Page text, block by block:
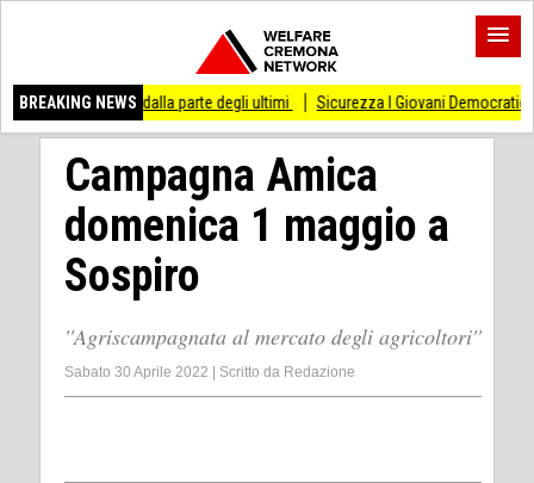
BREAKING NEWS
dalla parte degli ultimi Sicurezza I Giovani Democratici ribattono ai
Campagna Amica
domenica 1 maggio a
Sospiro
''Agriscampagnata al mercato degli agricoltori''
Sabato 30 Aprile 2022 Scritto da Redazione